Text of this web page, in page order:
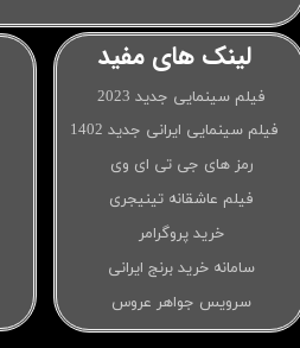
لینک های مفید
فیلم سینمایی جدید 2023
فیلم سینمایی ایرانی جدید 1402
رمز های جی تی ای وی
فیلم عاشقانه تینیجری
خرید پروگرامر
سامانه خرید برنج ایرانی
سرویس جواهر عروس